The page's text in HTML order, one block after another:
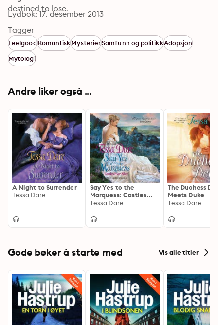
destined to lose.
Lydbok: 17. desember 2013
Tagger
FeelgoodRomantiskMysterierSamfunn og politikkAdopsjon
Mytologi
Andre liker også ...
A Night to Surrender
Tessa Dare
Say Yes to the
Marquess: Castles
Ever After
Tessa Dare
The Duchess
Meets Duke
Tessa Dare
Gode bøker å starte med Vis alle titler